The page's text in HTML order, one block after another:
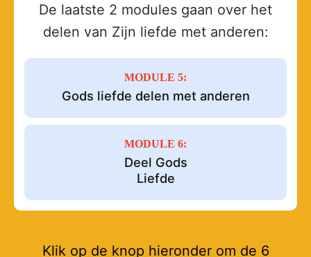
De laatste 2 modules gaan over het
delen van Zijn liefde met anderen:
MODULE 5:
Gods liefde delen met anderen
MODULE 6:
Deel Gods
Liefde
Klik op de knop hieronder om de 6